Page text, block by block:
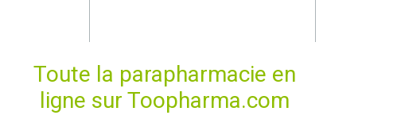
Toute la parapharmacie en
ligne sur Toopharma.com